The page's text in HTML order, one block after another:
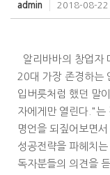
admin 2018-08-
알리바바의 창업자
20대 가장 존경하는
입버릇처럼 했던 말
자에게만 열린다."는
명언을 되짚어보면
성공전략을 파헤치
독자분들의 의견을